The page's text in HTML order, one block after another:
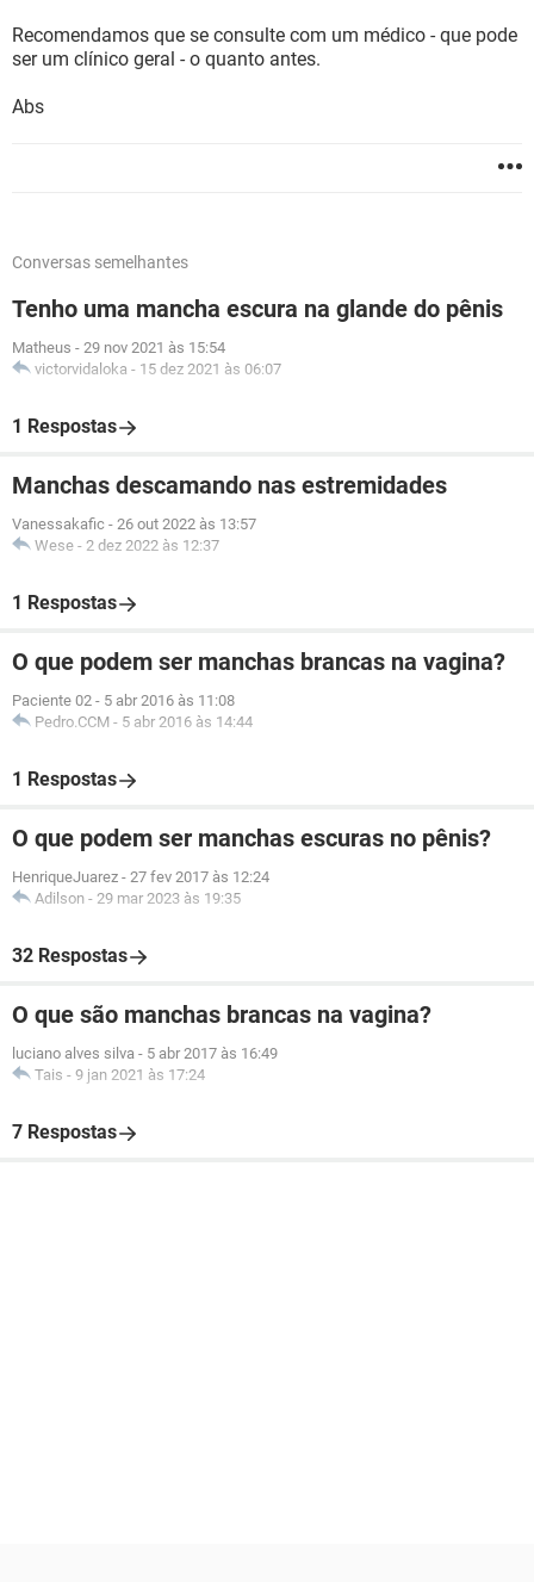
Recomendamos que se consulte com um médico - que pode
ser um clínico geral - o quanto antes.
Abs
Conversas semelhantes
Tenho uma mancha escura na glande do pênis
Matheus - 29 nov 2021 às 15:54
victorvidaloka - 15 dez 2021 às 06:07
1 Respostas
Manchas descamando nas estremidades
Vanessakafic - 26 out 2022 às 13:57
Wese - 2 dez 2022 às 12:37
1 Respostas
O que podem ser manchas brancas na vagina?
Paciente 02 - 5 abr 2016 às 11:08
Pedro.CCM - 5 abr 2016 às 14:44
1 Respostas
O que podem ser manchas escuras no pênis?
HenriqueJuarez - 27 fev 2017 às 12:24
Adilson - 29 mar 2023 às 19:35
32 Respostas
O que são manchas brancas na vagina?
luciano alves silva - 5 abr 2017 às 16:49
Tais - 9 jan 2021 às 17:24
7 Respostas